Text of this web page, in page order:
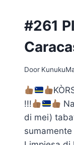
#261
Door
!!!
di mei)
sumamente